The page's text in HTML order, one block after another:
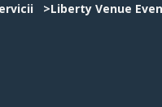
>Liberty Venue